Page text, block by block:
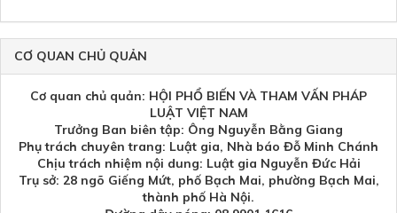
CƠ QUAN CHỦ QUẢN
Cơ quan chủ quản: HỘI PHỔ BIẾN VÀ THAM VẤN PHÁP
LUẬT VIỆT NAM
Trưởng Ban biên tập: Ông Nguyễn Bằng Giang
Phụ trách chuyên trang: Luật gia, Nhà báo Đỗ Minh Chánh
Chịu trách nhiệm nội dung: Luật gia Nguyễn Đức Hải
Trụ sở: 28 ngõ Giếng Mứt, phố Bạch Mai, phường Bạch Mai,
thành phố Hà Nội.